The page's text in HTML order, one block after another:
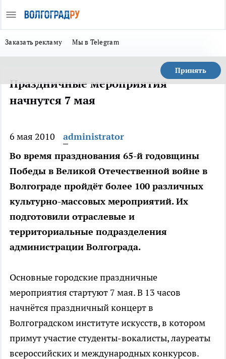
Заказать рекламу Мы в Telegram
Принять
Праздничные мероприятия
начнутся 7 мая
6 мая 2010
administrator
Во время празднования 65-й годовщины
Победы в Великой Отечественной войне в
Волгограде пройдёт более 100 различных
культурно-массовых мероприятий. Их
подготовили отраслевые и
территориальные подразделения
администрации Волгограда.
Основные городские праздничные
мероприятия стартуют 7 мая. В 13 часов
начнётся праздничный концерт в
Волгоградском институте искусств, в котором
примут участие студенты-вокалисты, лауреаты
всероссийских и международных конкурсов.